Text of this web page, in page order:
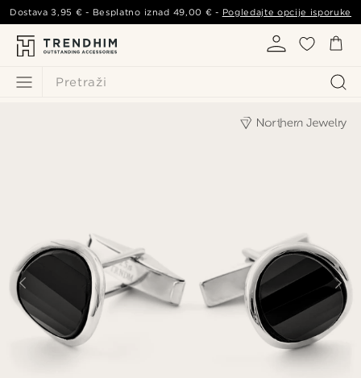
Pretraži
Dostava3,95 € - Besplatno iznad 49,00 € - Pogledajte opcije isporuke